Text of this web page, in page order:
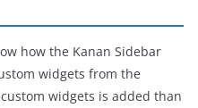
how the Kanan Sidebar
widgets from the
widgets is added than